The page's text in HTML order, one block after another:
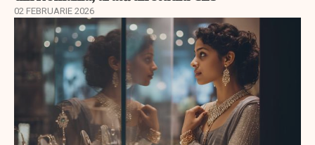
02 FEBRUARIE 2026